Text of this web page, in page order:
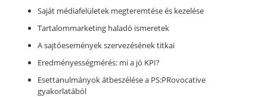
Saját médiafelületek megteremtése és kezelése
Tartalommarketing haladó ismeretek
A sajtóesemények szervezésének titkai
Eredményességmérés: mi a jó KPI?
Esettanulmányok átbeszélése a PS:PRovocative
gyakorlatából